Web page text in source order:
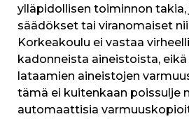
ylläpidollisen toiminnon takia,
säädökset tai viranomaiset
Korkeakoulu ei vastaa
kadonneista aineistoista,
lataamien aineistojen
tämä ei kuitenkaan poissulje
automaattisia